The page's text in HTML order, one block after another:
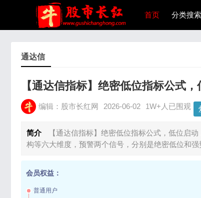
首页 分类搜索
通达信
【通达信指标】绝密低位指标公式
编辑：股市长红网 2026-06-02 1W+人已围观
简介
【通达信指标】绝密低位指标公式，低位启
构等六大维度，预警两个信号，分别是绝密低位和
会员权益：
普通用户